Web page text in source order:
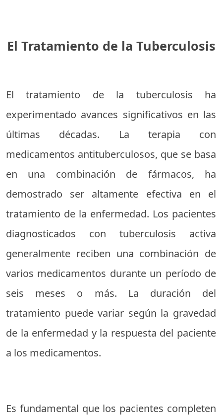
El Tratamiento de la Tuberculosis
El tratamiento de la tuberculosis ha
experimentado avances significativos en las
últimas décadas. La terapia con
medicamentos antituberculosos, que se basa
en una combinación de fármacos, ha
demostrado ser altamente efectiva en el
tratamiento de la enfermedad. Los pacientes
diagnosticados con tuberculosis activa
generalmente reciben una combinación de
varios medicamentos durante un período de
seis meses o más. La duración del
tratamiento puede variar según la gravedad
de la enfermedad y la respuesta del paciente
a los medicamentos.
Es fundamental que los pacientes completen